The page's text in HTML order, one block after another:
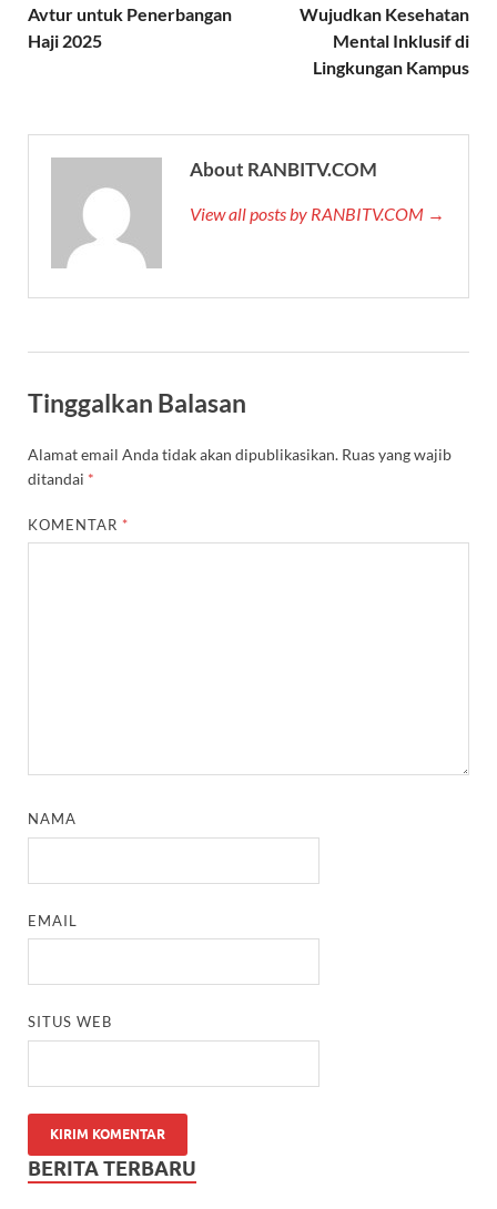
Avtur untuk Penerbangan
Haji 2025
Wujudkan Kesehatan
Mental Inklusif di
Lingkungan Kampus
About RANBITV.COM
View all posts by RANBITV.COM →
Tinggalkan Balasan
Alamat email Anda tidak akan dipublikasikan. Ruas yang wajib
ditandai *
KOMENTAR *
NAMA
EMAIL
SITUS WEB
BERITA TERBARU